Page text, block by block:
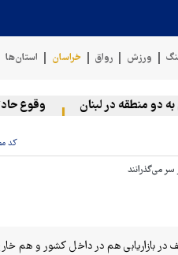
ورزش رواق خراسان استان‌ها
در لبنان وقوع حادثه
کد
می‌گذرانند
بازاریابی هم در داخل کشور و هم